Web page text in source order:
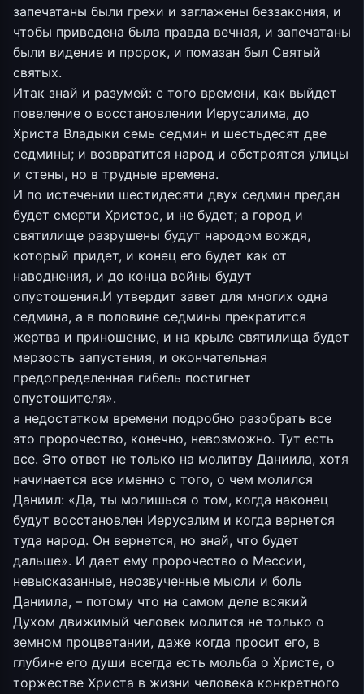
запечатаны были грехи и заглажены беззакония, и
чтобы приведена была правда вечная, и запечатаны
были видение и пророк, и помазан был Святый
святых.
Итак знай и разумей: с того времени, как выйдет
повеление о восстановлении Иерусалима, до
Христа Владыки семь седмин и шестьдесят две
седмины; и возвратится народ и обстроятся улицы
и стены, но в трудные времена.
И по истечении шестидесяти двух седмин предан
будет смерти Христос, и не будет; а город и
святилище разрушены будут народом вождя,
который придет, и конец его будет как от
наводнения, и до конца войны будут
опустошения.И утвердит завет для многих одна
седмина, а в половине седмины прекратится
жертва и приношение, и на крыле святилища будет
мерзость запустения, и окончательная
предопределенная гибель постигнет
опустошителя».
а недостатком времени подробно разобрать все
это пророчество, конечно, невозможно. Тут есть
все. Это ответ не только на молитву Даниила, хотя
начинается все именно с того, о чем молился
Даниил: «Да, ты молишься о том, когда наконец
будут восстановлен Иерусалим и когда вернется
туда народ. Он вернется, но знай, что будет
дальше». И дает ему пророчество о Мессии,
невысказанные, неозвученные мысли и боль
Даниила, – потому что на самом деле всякий
Духом движимый человек молится не только о
земном процветании, даже когда просит его, в
глубине его души всегда есть мольба о Христе, о
торжестве Христа в жизни человека конкретного